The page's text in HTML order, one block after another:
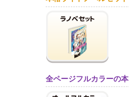
全ページフルカラーの本